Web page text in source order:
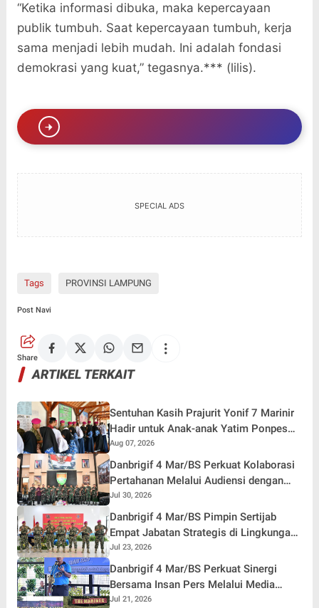
“Ketika informasi dibuka, maka kepercayaan
publik tumbuh. Saat kepercayaan tumbuh, kerja
sama menjadi lebih mudah. Ini adalah fondasi
demokrasi yang kuat,” tegasnya.*** (lilis).
SPECIAL ADS
Tags PROVINSI LAMPUNG
Post Navi
Share
ARTIKEL TERKAIT
Sentuhan Kasih Prajurit Yonif 7 Marinir
Hadir untuk Anak-anak Yatim Ponpes
Nurul Huda
Aug 07, 2026
Danbrigif 4 Mar/BS Perkuat Kolaborasi
Pertahanan Melalui Audiensi dengan
Pangdam XXI/RI
Jul 30, 2026
Danbrigif 4 Mar/BS Pimpin Sertijab
Empat Jabatan Strategis di Lingkungan
Brigif 4 Mar/BS
Jul 23, 2026
Danbrigif 4 Mar/BS Perkuat Sinergi
Bersama Insan Pers Melalui Media
Gathering
Jul 21, 2026